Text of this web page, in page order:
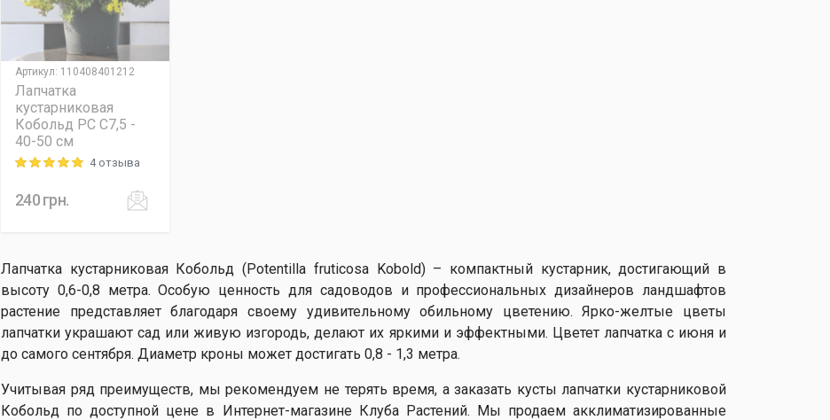
Артикул: 110408401212
Лапчатка
кустарниковая
Кобольд PC C7,5 -
40-50 см
Rating: 5 out of 54 отзыва
240грн.
Лапчатка кустарниковая Кобольд (Potentilla fruticosa Kobold) – компактный кустарник, достигающий в
высоту 0,6-0,8 метра. Особую ценность для садоводов и профессиональных дизайнеров ландшафтов
растение представляет благодаря своему удивительному обильному цветению. Ярко-желтые цветы
лапчатки украшают сад или живую изгородь, делают их яркими и эффектными. Цветет лапчатка с июня и
до самого сентября. Диаметр кроны может достигать 0,8 - 1,3 метра.
Учитывая ряд преимуществ, мы рекомендуем не терять время, а заказать кусты лапчатки кустарниковой
Кобольд по доступной цене в Интернет-магазине Клуба Растений. Мы продаем акклиматизированные